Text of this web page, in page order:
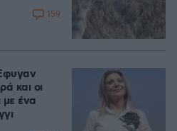
159
και οι
με ένα